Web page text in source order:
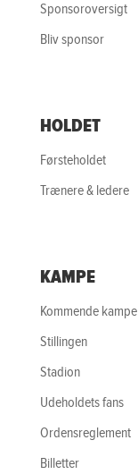
Sponsoroversigt
Bliv sponsor
HOLDET
Førsteholdet
Trænere & ledere
KAMPE
Kommende kampe
Stillingen
Stadion
Udeholdets fans
Ordensreglement
Billetter